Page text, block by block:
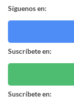
Síguenos en:
Suscríbete en:
Suscríbete en: